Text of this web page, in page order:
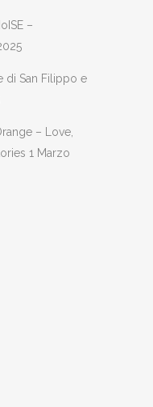
–
di San Filippo e
– Love,
1 Marzo